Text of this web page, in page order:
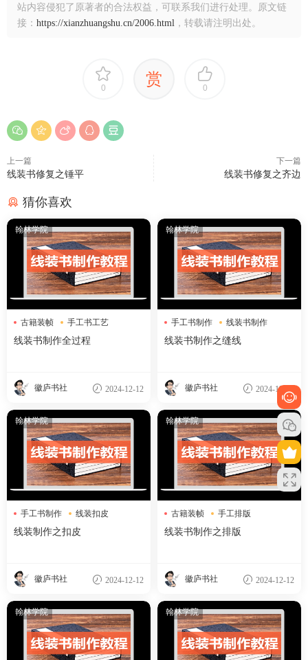
站内容侵犯了原著者的合法权益，可联系我们进行处理。原文链
接： https://xianzhuangshu.cn/2006.html ，转载请注明出处。
0 赏 0
上一篇
线装书修复之锤平
下一篇
线装书修复之齐边
猜你喜欢
翰林学院
古籍装帧
手工书工艺
线装书制作
线装书制作全过程
徽庐书社 2024-12-12
翰林学院
手工书制作
线装书制作
缝线技巧
线装书制作之缝线
徽庐书社 2024-12-12
翰林学院
手工书制作
线装扣皮
装帧工艺
线装制作之扣皮
徽庐书社 2024-12-12
翰林学院
古籍装帧
手工排版
线装书排版
线装书制作之排版
徽庐书社 2024-12-12
翰林学院 翰林学院